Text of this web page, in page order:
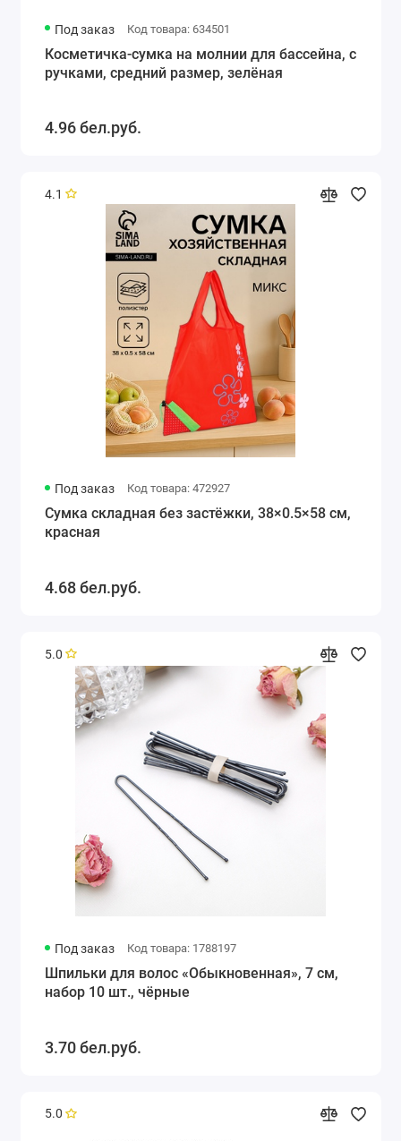
Под заказ Код товара: 634501
Косметичка-сумка на молнии для бассейна, с
ручками, средний размер, зелёная
4.96 бел.руб.
4.1
Под заказ Код товара: 472927
Сумка складная без застёжки, 38×0.5×58 см,
красная
4.68 бел.руб.
5.0
Под заказ Код товара: 1788197
Шпильки для волос «Обыкновенная», 7 см,
набор 10 шт., чёрные
3.70 бел.руб.
5.0